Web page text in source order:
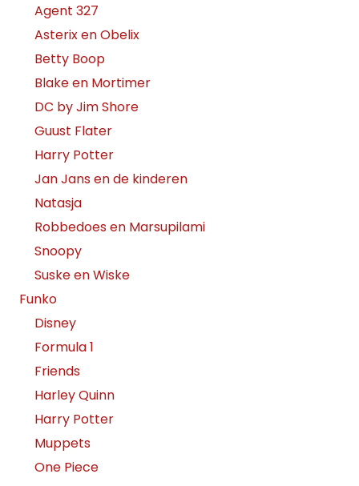
Agent 327
Asterix en Obelix
Betty Boop
Blake en Mortimer
DC by Jim Shore
Guust Flater
Harry Potter
Jan Jans en de kinderen
Natasja
Robbedoes en Marsupilami
Snoopy
Suske en Wiske
Funko
Disney
Formula 1
Friends
Harley Quinn
Harry Potter
Muppets
One Piece